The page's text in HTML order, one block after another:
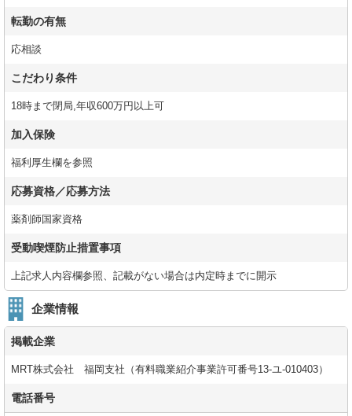
転勤の有無
応相談
こだわり条件
18時まで閉局,年収600万円以上可
加入保険
福利厚生欄を参照
応募資格／応募方法
薬剤師国家資格
受動喫煙防止措置事項
上記求人内容欄参照、記載がない場合は内定時までに開示
企業情報
掲載企業
MRT株式会社 福岡支社（有料職業紹介事業許可番号13-ユ-010403）
電話番号